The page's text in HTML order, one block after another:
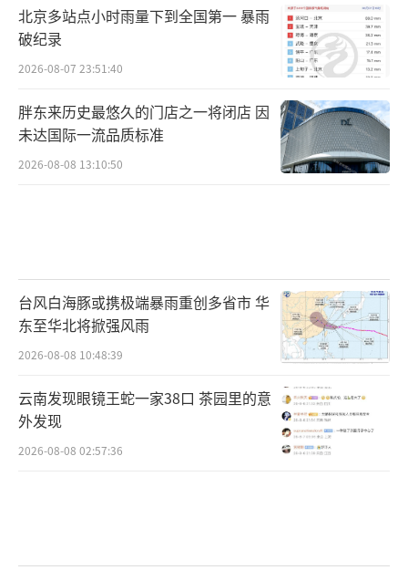
北京多站点小时雨量下到全国第一 暴雨
破纪录
2026-08-07 23:51:40
胖东来历史最悠久的门店之一将闭店 因
未达国际一流品质标准
2026-08-08 13:10:50
台风白海豚或携极端暴雨重创多省市 华
东至华北将掀强风雨
2026-08-08 10:48:39
云南发现眼镜王蛇一家38口 茶园里的意
外发现
2026-08-08 02:57:36